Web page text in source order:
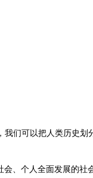
我们可以把人类历史
、个人全面发展的社